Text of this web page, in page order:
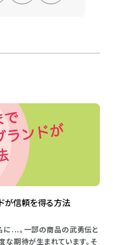
が信頼を得る方法
に...。一部の商品の武勇伝と
な期待が生まれています。そ